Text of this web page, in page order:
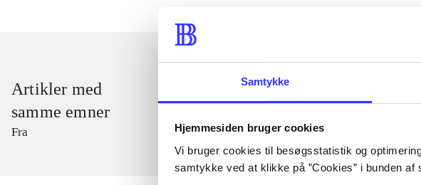
Samtykke
Hjemmesiden bruger cookies
Vi bruger cookies til besøgsstatistik og
samtykke ved at klikke på ”Cookies” i bunden
Artikler med
samme emner
Fra